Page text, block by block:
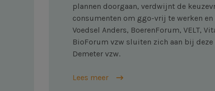
plannen doorgaan, verdwijnt de
consumenten om ggo-vrij te werken en
Voedsel Anders, BoerenForum, VELT,
BioForum vzw sluiten zich aan bij
Demeter vzw.
Lees meer